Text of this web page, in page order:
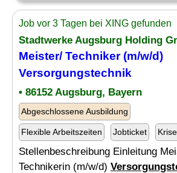
Job vor 3 Tagen bei XING gefunden
Stadtwerke Augsburg Holding
Meister/ Techniker(m/w/d)
Versorgungstechnik
• 86152 Augsburg, Bayern
Abgeschlossene Ausbildung
Flexible Arbeitszeiten Jobticket
Stellenbeschreibung Einleitung
Technikerin (m/w/d)